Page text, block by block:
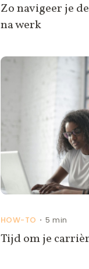
Zo navigeer je
na werk
HOW-TO •5 min
Tijd om je